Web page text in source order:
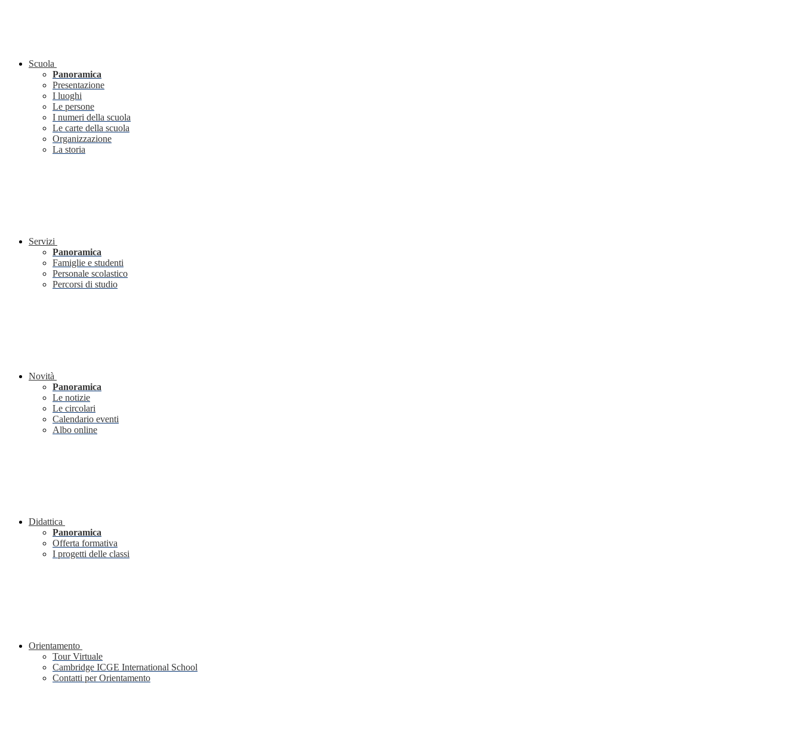
Scuola
Panoramica
Presentazione
I luoghi
Le persone
I numeri della scuola
Le carte della scuola
Organizzazione
La storia
Servizi
Panoramica
Famiglie e studenti
Personale scolastico
Percorsi di studio
Novità
Panoramica
Le notizie
Le circolari
Calendario eventi
Albo online
Didattica
Panoramica
Offerta formativa
I progetti delle classi
Orientamento
Tour Virtuale
Cambridge ICGE International School
Contatti per Orientamento